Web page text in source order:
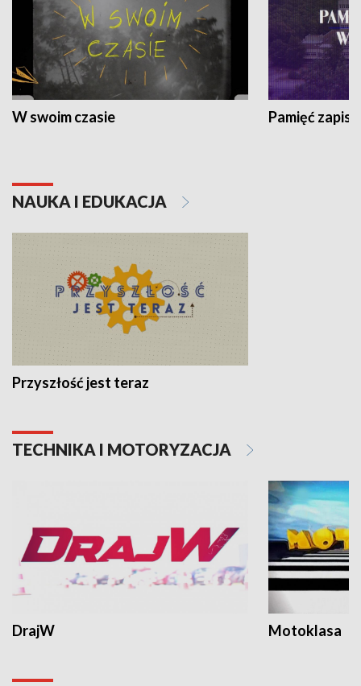
W swoim czasie Pamięć
NAUKA I EDUKACJA
Przyszłość jest teraz
TECHNIKA I MOTORYZACJA
DrajW Motoklasa